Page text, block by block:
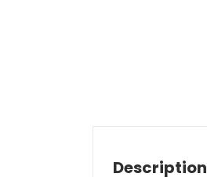
Description